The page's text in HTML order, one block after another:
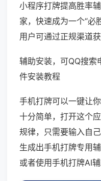
小程序打牌提高胜率
家，快速成为一个“必
用户可通过正规渠道获
辅助安装，可QQ搜
件安装教程
手机打牌可以一键让
十分简单，打开这个
规律，只需要输入自
生成出手机打牌专用
或者使用手机打牌AI